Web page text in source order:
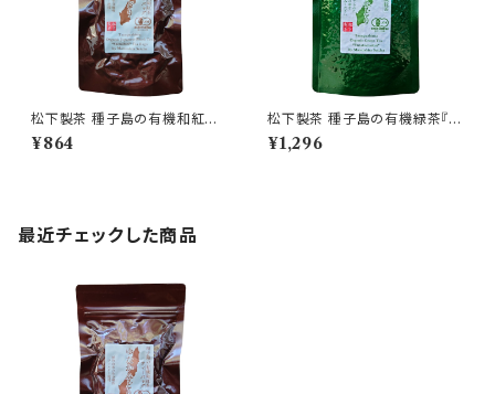
松下製茶 種子島の有機和紅茶
ティーバッグ『さえみどり』 40g
(2.5g×16袋入り)
¥864
松下製茶 種子島の有機緑茶『ゆ
たかみどり』 茶葉(リーフ) 100g
¥1,296
最近チェックした商品